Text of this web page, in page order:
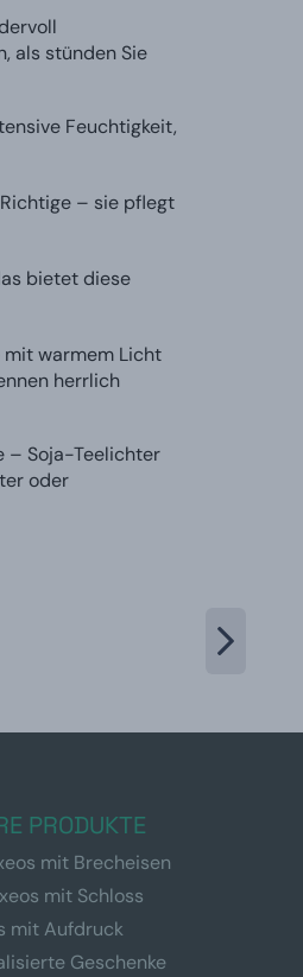
als stünden Sie
Feuchtigkeit,
– sie pflegt
bietet diese
warmem Licht
herrlich
– Soja-Teelichter
oder
PRODUKTE
mit Brecheisen
mit Schloss
mit Aufdruck
Geschenke